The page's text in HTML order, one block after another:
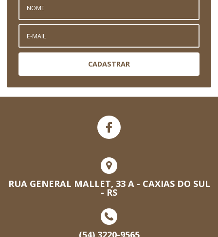
CADASTRAR
RUA GENERAL MALLET, 33 A - CAXIAS DO SUL
- RS
(54) 3220-9565